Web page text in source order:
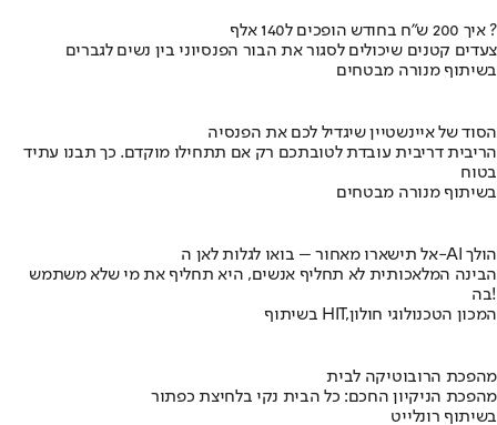
איך 200 ש"ח בחודש הופכים ל140 אלף ?
צעדים קטנים שיכולים לסגור את הבור הפנסיוני בין נשים לגברים
בשיתוף מנורה מבטחים
הסוד של איינשטיין שיגדיל לכם את הפנסיה
הריבית דריבית עובדת לטובתכם רק אם תתחילו מוקדם. כך תבנו עתיד
בטוח
בשיתוף מנורה מבטחים
אל תישארו מאחור – בואו לגלות לאן ה-AI הולך
הבינה המלאכותית לא תחליף אנשים, היא תחליף את מי שלא משתמש
בה!
בשיתוף HIT,המכון הטכנולוגי חולון
מהפכת הרובוטיקה לבית
מהפכת הניקיון החכם: כל הבית נקי בלחיצת כפתור
בשיתוף רונלייט